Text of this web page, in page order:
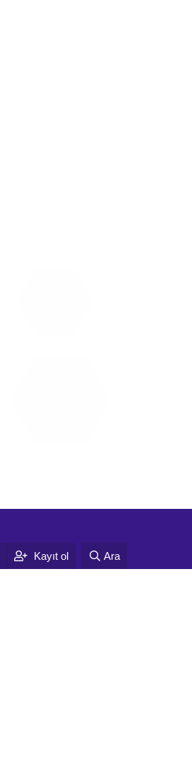
Kayıt ol Ara